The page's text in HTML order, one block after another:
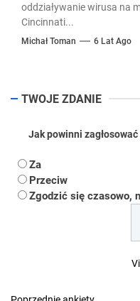
oddziaływanie wirusa na
Cincinnati...
Michał Toman 6 Lat Ago
TWOJE ZDANIE
Jak powinni
Za
Przeciw
Zgodzić się czasowo,